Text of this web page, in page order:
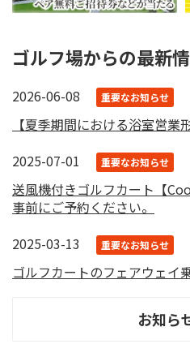
ゴルフ場からの最新
2026-06-08 重要なお知らせ
【夏季期間における浴室営業
2025-07-01
重要なお知らせ
送風機付きゴルフカート【
事前にご予約ください。
2025-03-13
重要なお知らせ
ゴルフカートのフェアウェイ
お知ら